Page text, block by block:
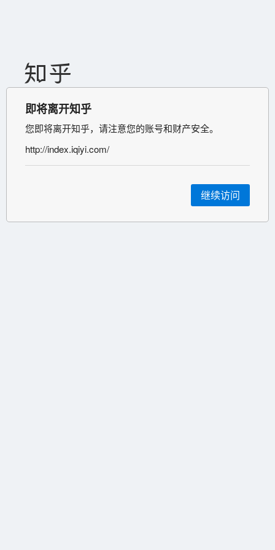
即将离开知乎
您即将离开知乎，请注意您的账号和财产安全。
http://index.iqiyi.com/
继续访问